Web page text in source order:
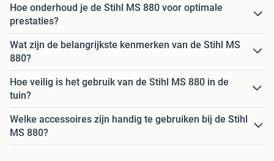
Hoe onderhoud je de Stihl MS 880 voor optimale
prestaties?
Wat zijn de belangrijkste kenmerken van de Stihl MS
880?
Hoe veilig is het gebruik van de Stihl MS 880 in de
tuin?
Welke accessoires zijn handig te gebruiken bij de Stihl
MS 880?